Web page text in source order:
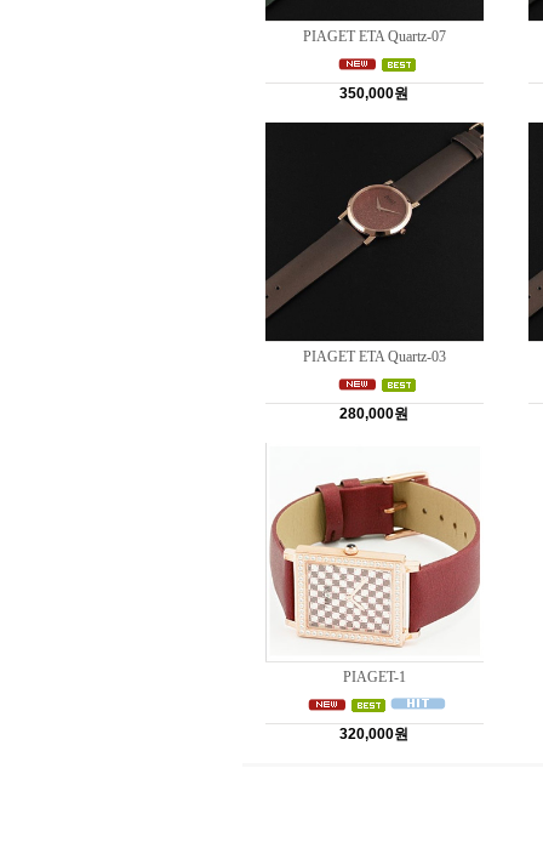
PIAGET ETA Quartz-07
350,000원
PIAGET ETA Quartz-03
280,000원
PIAGET-1
320,000원